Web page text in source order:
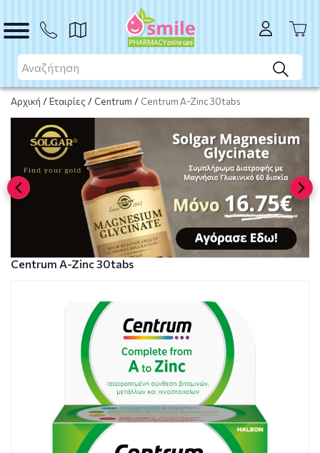
Αρχική /Εταιρίες / Centrum / Centrum A-Zinc 30tabs
ΑΓΟΡΑ
Centrum A-Zinc 30tabs